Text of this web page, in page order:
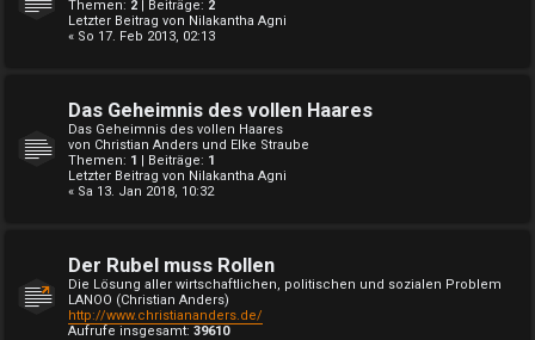
Themen: 2 | Beiträge: 2
Letzter Beitrag von Nilakantha Agni
« So 17. Feb 2013, 02:13
Das Geheimnis des vollen Haares
Das Geheimnis des vollen Haares
von Christian Anders und Elke Straube
Themen: 1 | Beiträge: 1
Letzter Beitrag von Nilakantha Agni
« Sa 13. Jan 2018, 10:32
Der Rubel muss Rollen
Die Lösung aller wirtschaftlichen, politischen und sozialen Problem
LANOO (Christian Anders)
http://www.christiananders.de/
Aufrufe insgesamt: 39610